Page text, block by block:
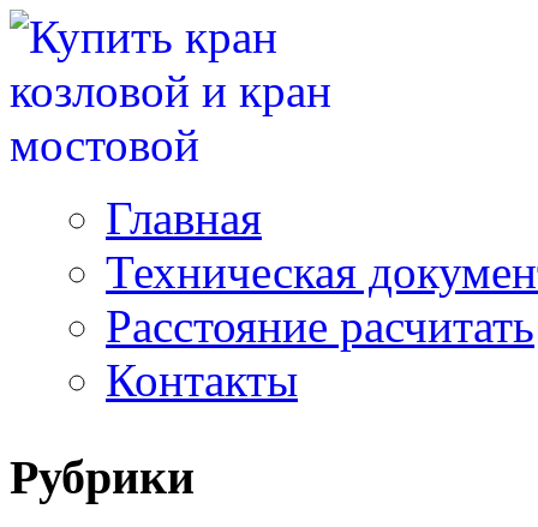
Главная
Техническая
Расстояние расчитать
Контакты
Рубрики